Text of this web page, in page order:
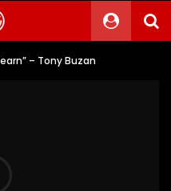
– Tony Buzan